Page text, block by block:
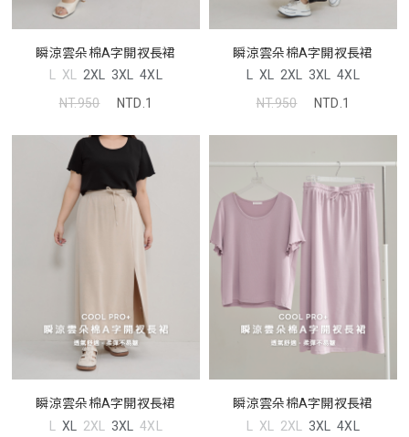
瞬涼雲朵棉A字開衩長裙
L XL 2XL 3XL 4XL
NT.950
NTD.1
瞬涼雲朵棉A字開衩長裙
L XL 2XL 3XL 4XL
NT.950
NTD.1
瞬涼雲朵棉A字開衩長裙
L XL 2XL 3XL 4XL
瞬涼雲朵棉A字開衩長裙
L XL 2XL 3XL 4XL